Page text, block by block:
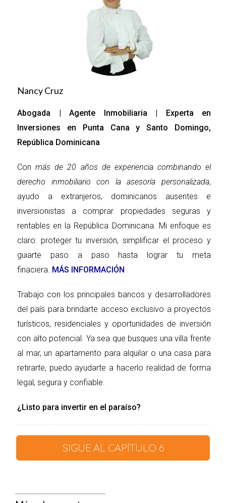
Tope de comisiones
Un factor adicional a
considerar es la existencia de
algún límite en la división de
comisiones. hay que
preguntarse: ¿es competitivo
y adecuado para tu situación?
puedan restringir tu capacidad
para maximizar tus ingresos?.
Es sumamente importante
analizar la relevancia de
evaluar esta información antes
de comprometerte con un
corredor y cómo podría incidir
en tu éxito financiero.
Visión a futuro: Cambios y
Las dinámicas del mercado
inmobiliario pueden
experimentar
transformaciones, y junto con
ellas, es posible que cambien
las políticas de compensación.
Esta sección te orientará en la
cambios futuros y en cómo tu
previsto abordarlos. La
capacidad de adaptación
resulta fundamental, y la
corretaje que pueda ajustarse
Nancy Cruz
Abogada | Agente Inmobiliaria | Experta en
Inversiones en Punta Cana y Santo Domingo,
República Dominicana
Conmás de 20 años de experiencia combinando el
derecho inmobiliario con la asesoría personalizada,
ayudo a extranjeros, dominicanos ausentes e
inversionistas a comprar propiedades seguras y
rentables en la República Dominicana. Mi enfoque es
claro: proteger tu inversión, simplificar el proceso y
guiarte paso a paso hasta lograr tu meta
finaciera. MÁS INFORMACIÓN
Trabajo con los principales bancos y desarrolladores
del país para brindarte acceso exclusivo a proyectos
turísticos, residenciales y oportunidades de inversión
con alto potencial. Ya sea que busques una villa frente
al mar, un apartamento para alquilar o una casa para
retirarte, puedo ayudarte a hacerlo realidad de forma
legal, segura y confiable.
¿Listo para invertir en el paraíso?
SIGUE AL CAPÍTULO 6